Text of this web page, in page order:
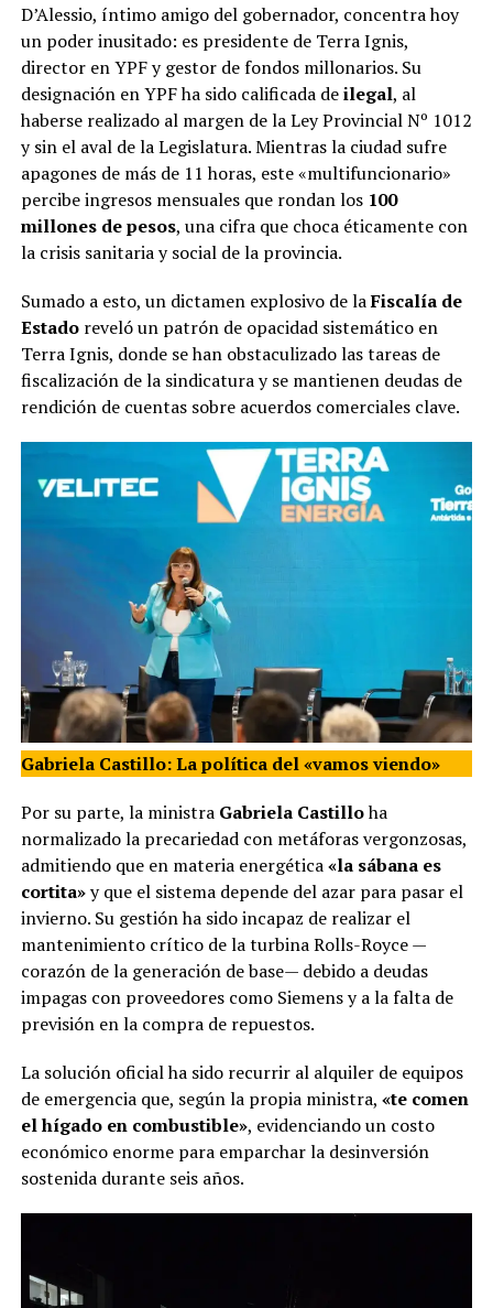
D’Alessio, íntimo amigo del gobernador, concentra hoy
un poder inusitado: es presidente de Terra Ignis,
director en YPF y gestor de fondos millonarios. Su
designación en YPF ha sido calificada deilegal, al
haberse realizado al margen de la Ley Provincial Nº 1012
y sin el aval de la Legislatura. Mientras la ciudad sufre
apagones de más de 11 horas, este «multifuncionario»
percibe ingresos mensuales que rondan los 100
millones de pesos, una cifra que choca éticamente con
la crisis sanitaria y social de la provincia.
Sumado a esto, un dictamen explosivo de laFiscalía de
Estadoreveló un patrón de opacidad sistemático en
Terra Ignis, donde se han obstaculizado las tareas de
fiscalización de la sindicatura y se mantienen deudas de
rendición de cuentas sobre acuerdos comerciales clave.
Gabriela Castillo: La política del «vamos viendo»
Por su parte, la ministra Gabriela Castilloha
normalizado la precariedad con metáforas vergonzosas,
admitiendo que en materia energética«la sábana es
cortita»y que el sistema depende del azar para pasar el
invierno. Su gestión ha sido incapaz de realizar el
mantenimiento crítico de la turbina Rolls-Royce —
corazón de la generación de base— debido a deudas
impagas con proveedores como Siemens y a la falta de
previsión en la compra de repuestos.
La solución oficial ha sido recurrir al alquiler de equipos
de emergencia que, según la propia ministra, «te comen
el hígado en combustible», evidenciando un costo
económico enorme para emparchar la desinversión
sostenida durante seis años.